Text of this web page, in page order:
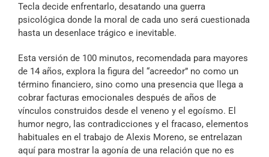
Tecla decide enfrentarlo, desatando una guerra
psicológica donde la moral de cada uno será cuestionada
hasta un desenlace trágico e inevitable.
Esta versión de 100 minutos, recomendada para mayores
de 14 años, explora la figura del “acreedor” no como un
término financiero, sino como una presencia que llega a
cobrar facturas emocionales después de años de
vínculos construidos desde el veneno y el egoísmo. El
humor negro, las contradicciones y el fracaso, elementos
habituales en el trabajo de Alexis Moreno, se entrelazan
aquí para mostrar la agonía de una relación que no es